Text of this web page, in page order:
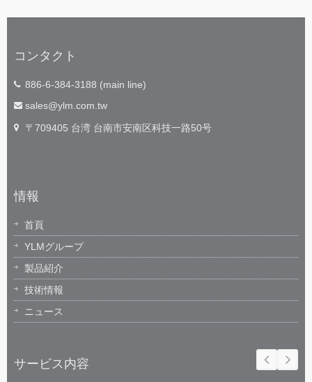
コンタクト
886-6-384-3188 (main line)
sales@ylm.com.tw
〒709405 台湾 台南市安南区科技一路50号
情報
首頁
YLMグループ
製品紹介
技術情報
ニュース
サービス内容